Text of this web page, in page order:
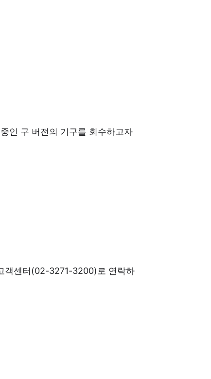
인 구 버전의 기구를 회수하고자
객센터(02-3271-3200)로 연락하